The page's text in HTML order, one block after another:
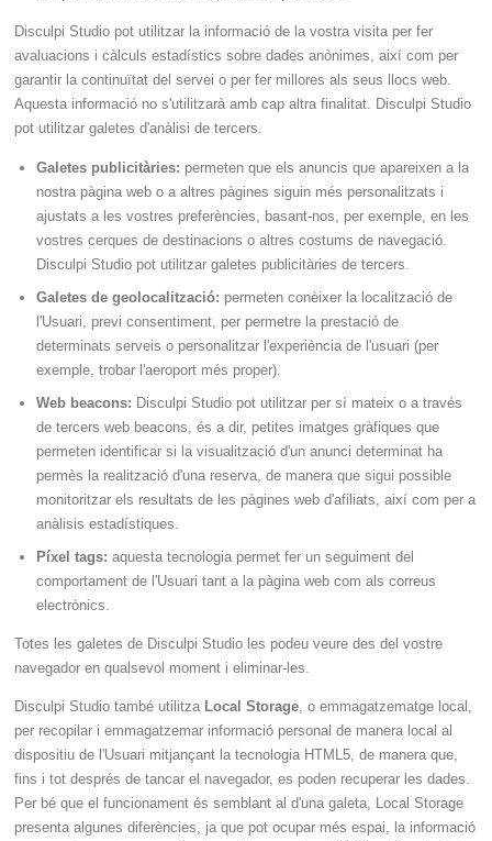
Disculpi Studio pot utilitzar la informació de la vostra visita per fer
avaluacions i càlculs estadístics sobre dades anònimes, així com per
garantir la continuïtat del servei o per fer millores als seus llocs web.
Aquesta informació no s'utilitzarà amb cap altra finalitat. Disculpi Studio
pot utilitzar galetes d'anàlisi de tercers.
Galetes publicitàries: permeten que els anuncis que apareixen a la
nostra pàgina web o a altres pàgines siguin més personalitzats i
ajustats a les vostres preferències, basant-nos, per exemple, en les
vostres cerques de destinacions o altres costums de navegació.
Disculpi Studio pot utilitzar galetes publicitàries de tercers.
Galetes de geolocalització: permeten conèixer la localització de
l'Usuari, previ consentiment, per permetre la prestació de
determinats serveis o personalitzar l'experiència de l'usuari (per
exemple, trobar l'aeroport més proper).
Web beacons: Disculpi Studio pot utilitzar per sí mateix o a través
de tercers web beacons, és a dir, petites imatges gràfiques que
permeten identificar si la visualització d'un anunci determinat ha
permès la realització d'una reserva, de manera que sigui possible
monitoritzar els resultats de les pàgines web d'afiliats, així com per a
anàlisis estadístiques.
Píxel tags: aquesta tecnologia permet fer un seguiment del
comportament de l'Usuari tant a la pàgina web com als correus
electrònics.
Totes les galetes de Disculpi Studio les podeu veure des del vostre
navegador en qualsevol moment i eliminar-les.
Disculpi Studio també utilitza Local Storage , o emmagatzematge local,
per recopilar i emmagatzemar informació personal de manera local al
dispositiu de l'Usuari mitjançant la tecnologia HTML5, de manera que,
fins i tot després de tancar el navegador, es poden recuperar les dades.
Per bé que el funcionament és semblant al d'una galeta, Local Storage
presenta algunes diferències, ja que pot ocupar més espai, la informació